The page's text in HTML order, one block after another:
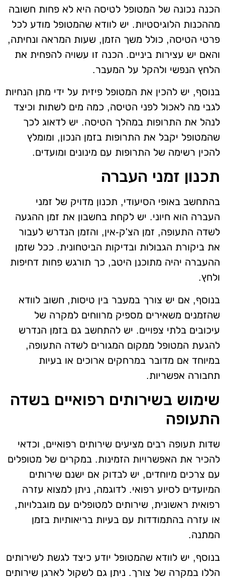
הכנה נכונה של המטופל לטיסה היא לא פחות חשובה
מההכנות הלוגיסטיות. יש לוודא שהמטופל מודע לכל
פרטי הטיסה, כולל משך הזמן, שעות המראה ונחיתה,
והאם יש עצירות ביניים. הכנה זו עשויה להפחית את
הלחץ הנפשי ולהקל על המעבר.
בנוסף, יש להכין את המטופל פיזית על ידי מתן הנחיות
לגבי מה לאכול לפני הטיסה, כמה מים לשתות וכיצד
לנהל את התרופות במהלך הטיסה. יש לדאוג לכך
שהמטופל יקבל את התרופות בזמן הנכון, ומומלץ
להכין רשימה של התרופות עם מינונים ומועדים.
תכנון זמני העברה
בהתחשב באופי הסיעודי, תכנון מדויק של זמני
העברה הוא חיוני. יש לקחת בחשבון את זמן ההגעה
לשדה התעופה, זמן הצ'ק-אין, והזמן הנדרש לעבור
את ביקורת הגבולות ובדיקות הביטחונית. ככל שזמן
ההעברה יהיה מתוכנן היטב, כך תורגש פחות דחיפות
ולחץ.
בנוסף, אם יש צורך במעבר בין טיסות, חשוב לוודא
שהזמנים משאירים מספיק מרווחים למקרה של
עיכובים בלתי צפויים. יש להתחשב גם בזמן הנדרש
להגעת המטופל ממקום המגורים לשדה התעופה,
במיוחד אם מדובר במרחקים ארוכים או בעיות
תחבורה אפשריות.
שימוש בשירותים רפואיים בשדה
התעופה
שדות תעופה רבים מציעים שירותים רפואיים, וכדאי
להכיר את האפשרויות הזמינות. במקרים של מטופלים
עם צרכים מיוחדים, יש לבדוק אם ישנם שירותים
המיועדים לסיוע רפואי. לדוגמה, ניתן למצוא עזרה
רפואית ראשונית, שירותים למטופלים עם מוגבלויות,
או עזרה בהתמודדות עם בעיות בריאותיות בזמן
המתנה.
בנוסף, יש לוודא שהמטופל יודע כיצד לגשת לשירותים
הללו במקרה של צורך. ניתן גם לשקול לארגן שירותים